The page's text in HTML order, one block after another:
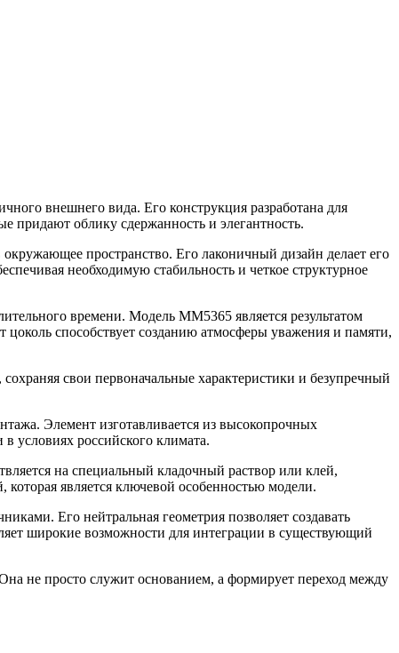
внешнего вида. Его конструкция разработана для
придают облику сдержанность и элегантность.
окружающее пространство. Его лаконичный дизайн делает его
необходимую стабильность и четкое структурное
времени. Модель ММ5365 является результатом
способствует созданию атмосферы уважения и памяти,
свои первоначальные характеристики и безупречный
Элемент изготавливается из высокопрочных
условиях российского климата.
на специальный кладочный раствор или клей,
является ключевой особенностью модели.
Его нейтральная геометрия позволяет создавать
широкие возможности для интеграции в существующий
не просто служит основанием, а формирует переход между